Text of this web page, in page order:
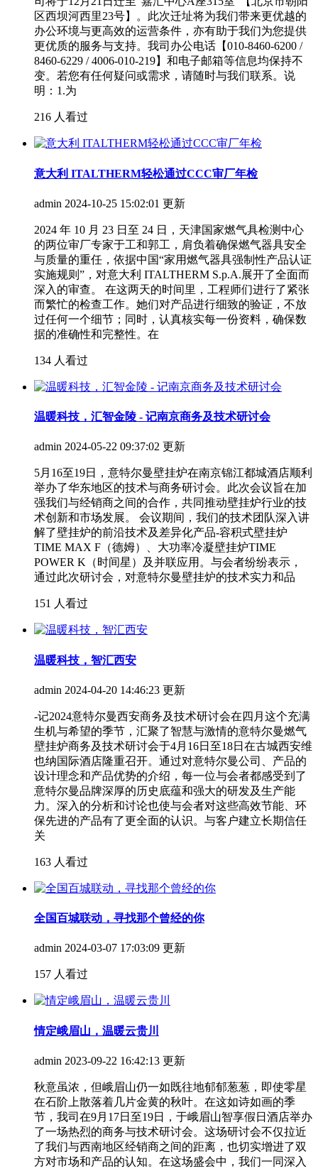
区西坝河西里23号】。此次迁址将为我们带来更优越的
办公环境与更高效的运营条件，亦有助于我们为您提供
更优质的服务与支持。我司办公电话【010-8460-6200 /
8460-6229 / 4006-010-219】和电子邮箱等信息均保持不
变。若您有任何疑问或需求，请随时与我们联系。说
明：1.为
216 人看过
意大利 ITALTHERM轻松通过CCC审厂年检
admin 2024-10-25 15:02:01 更新
2024 年 10 月 23 日至 24 日，天津国家燃气具检测中心
的两位审厂专家于工和郭工，肩负着确保燃气器具安全
与质量的重任，依据中国“家用燃气器具强制性产品认证
实施规则”，对意大利 ITALTHERM S.p.A.展开了全面而
深入的审查。 在这两天的时间里，工程师们进行了紧张
而繁忙的检查工作。她们对产品进行细致的验证，不放
过任何一个细节；同时，认真核实每一份资料，确保数
据的准确性和完整性。在
134 人看过
温暖科技，汇智金陵 - 记南京商务及技术研讨会
admin 2024-05-22 09:37:02 更新
5月16至19日，意特尔曼壁挂炉在南京锦江都城酒店顺利
举办了华东地区的技术与商务研讨会。此次会议旨在加
强我们与经销商之间的合作，共同推动壁挂炉行业的技
术创新和市场发展。 会议期间，我们的技术团队深入讲
解了壁挂炉的前沿技术及差异化产品-容积式壁挂炉
TIME MAX F（德姆）、大功率冷凝壁挂炉TIME
POWER K（时间星）及并联应用。与会者纷纷表示，
通过此次研讨会，对意特尔曼壁挂炉的技术实力和品
151 人看过
温暖科技，智汇西安
admin 2024-04-20 14:46:23 更新
-记2024意特尔曼西安商务及技术研讨会在四月这个充满
生机与希望的季节，汇聚了智慧与激情的意特尔曼燃气
壁挂炉商务及技术研讨会于4月16日至18日在古城西安维
也纳国际酒店隆重召开。通过对意特尔曼公司、产品的
设计理念和产品优势的介绍，每一位与会者都感受到了
意特尔曼品牌深厚的历史底蕴和强大的研发及生产能
力。深入的分析和讨论也使与会者对这些高效节能、环
保先进的产品有了更全面的认识。与客户建立长期信任
关
163 人看过
全国百城联动，寻找那个曾经的你
admin 2024-03-07 17:03:09 更新
157 人看过
情定峨眉山，温暖云贵川
admin 2023-09-22 16:42:13 更新
秋意虽浓，但峨眉山仍一如既往地郁郁葱葱，即使零星
在石阶上散落着几片金黄的秋叶。在这如诗如画的季
节，我司在9月17日至19日，于峨眉山智享假日酒店举办
了一场热烈的商务与技术研讨会。这场研讨会不仅拉近
了我们与西南地区经销商之间的距离，也切实增进了双
方对市场和产品的认知。在这场盛会中，我们一同深入